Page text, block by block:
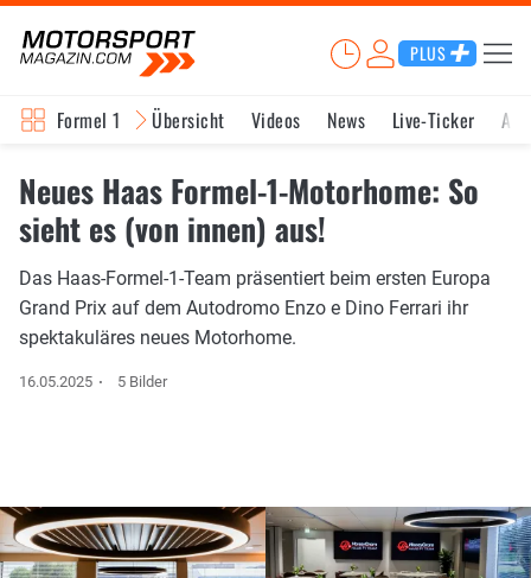
PLUS
Formel 1 Übersicht Videos News Live-Ticker
Neues Haas Formel-1-Motorhome: So
sieht es (von innen) aus!
Das Haas-Formel-1-Team präsentiert beim ersten Europa
Grand Prix auf dem Autodromo Enzo e Dino Ferrari ihr
spektakuläres neues Motorhome.
16.05.2025 5 Bilder